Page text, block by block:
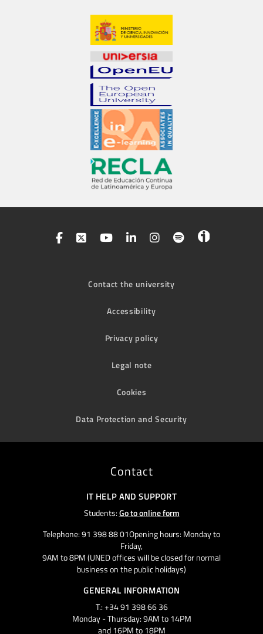
Contact the university
Accessibility
Privacy policy
Legal note
Cookies
Data Protection and Security
Contact
IT HELP AND SUPPORT
Students:Go to online form
Telephone: 91 398 88 01Opening hours: Monday to
Friday,
9AM to 8PM (UNED offices will be closed for normal
business on the public holidays)
GENERAL INFORMATION
T.: +34 91 398 66 36
Monday - Thursday: 9AM to 14PM
and 16PM to 18PM